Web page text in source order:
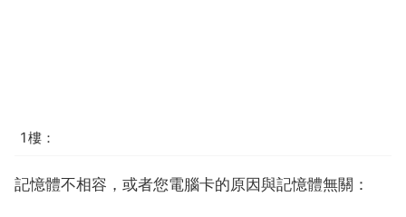
1樓：
記憶體不相容，或者您電腦卡的原因與記憶體無關：